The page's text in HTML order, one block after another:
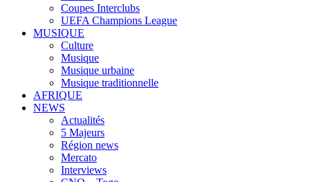
Coupes Interclubs
UEFA Champions League
MUSIQUE
Culture
Musique
Musique urbaine
Musique traditionnelle
AFRIQUE
NEWS
Actualités
5 Majeurs
Région news
Mercato
Interviews